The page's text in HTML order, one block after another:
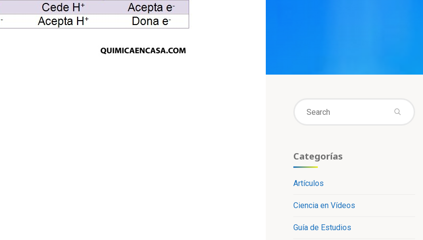
Categorías
Artículos
Ciencia en Vídeos
Guía de Estudios